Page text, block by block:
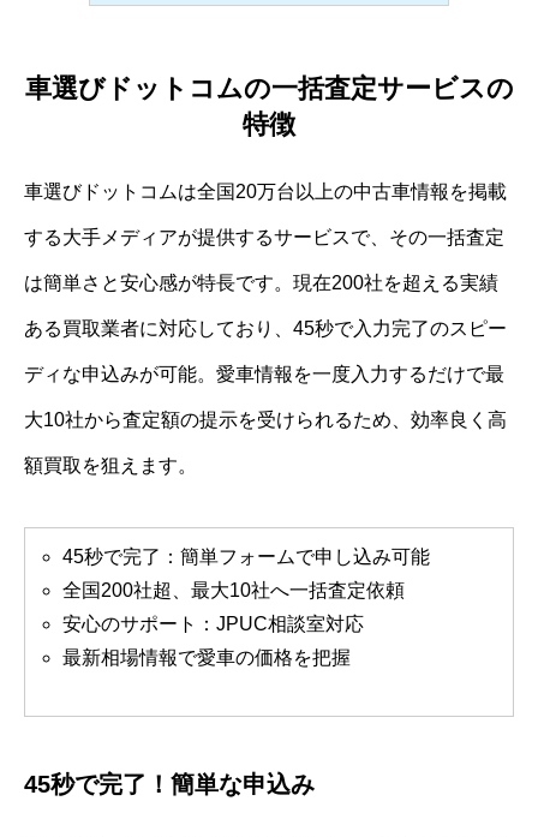
車選びドットコムの一括査定サービスの
特徴
車選びドットコムは全国20万台以上の中古車情報を掲載
する大手メディアが提供するサービスで、その一括査定
は簡単さと安心感が特長です。現在200社を超える実績
ある買取業者に対応しており、45秒で入力完了のスピー
ディな申込みが可能。愛車情報を一度入力するだけで最
大10社から査定額の提示を受けられるため、効率良く高
額買取を狙えます。
45秒で完了：簡単フォームで申し込み可能
全国200社超、最大10社へ一括査定依頼
安心のサポート：JPUC相談室対応
最新相場情報で愛車の価格を把握
45秒で完了！簡単な申込み